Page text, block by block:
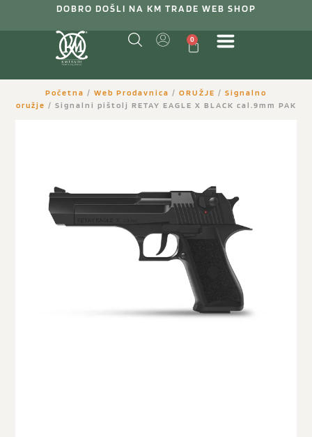
DOBRO DOŠLI NA KM TRADE WEB SHOP
0
Početna / Web Prodavnica / ORUŽJE / Signalno
oružje / Signalni pištolj RETAY EAGLE X BLACK cal.9mm PAK